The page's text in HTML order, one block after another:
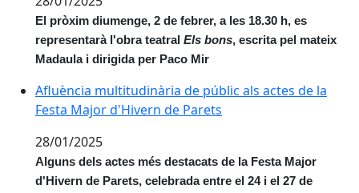
El pròxim diumenge, 2 de febrer, a les 18.30 h, es
representarà l'obra teatral Els bons, escrita pel mateix
Madaula i dirigida per Paco Mir
Afluència multitudinària de públic als actes de la
Afluència multitudinària de públic als actes de la
Festa Major d'Hivern de Parets
28/01/2025
Alguns dels actes més destacats de la Festa Major
d'Hivern de Parets, celebrada entre el 24 i el 27 de